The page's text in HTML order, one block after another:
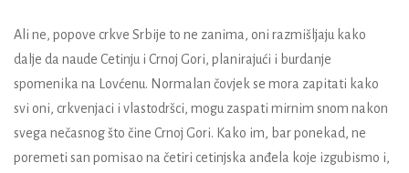
Ali ne, popove crkve Srbije to ne zanima, oni razmišljaju kako
dalje da naude Cetinju i Crnoj Gori, planirajući i burdanje
spomenika na Lovćenu. Normalan čovjek se mora zapitati kako
svi oni, crkvenjaci i vlastodršci, mogu zaspati mirnim snom nakon
svega nečasnog što čine Crnoj Gori. Kako im, bar ponekad, ne
poremeti san pomisao na četiri cetinjska anđela koje izgubismo i,